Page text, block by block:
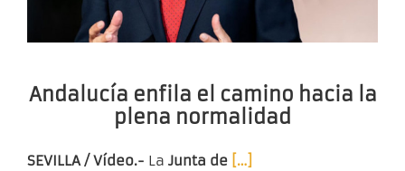
Andalucía enfila el camino hacia la
plena normalidad
SEVILLA / Vídeo.- La Junta de […]